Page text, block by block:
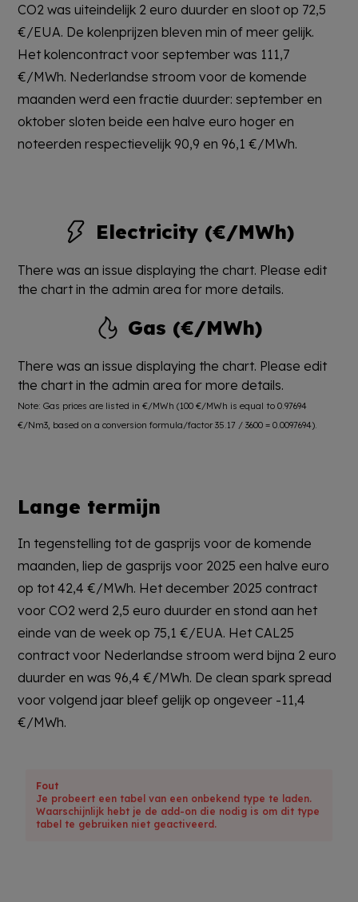
CO2 was uiteindelijk 2 euro duurder en sloot op 72,5
€/EUA. De kolenprijzen bleven min of meer gelijk.
Het kolencontract voor september was 111,7
€/MWh. Nederlandse stroom voor de komende
maanden werd een fractie duurder: september en
oktober sloten beide een halve euro hoger en
noteerden respectievelijk 90,9 en 96,1 €/MWh.
Electricity (€/MWh)
There was an issue displaying the chart. Please edit
the chart in the admin area for more details.
Gas (€/MWh)
There was an issue displaying the chart. Please edit
the chart in the admin area for more details.
Note: Gas prices are listed in €/MWh (100 €/MWh is equal to 0.97694
€/Nm3, based on a conversion formula/factor 35.17 / 3600 = 0.0097694).
Lange termijn
In tegenstelling tot de gasprijs voor de komende
maanden, liep de gasprijs voor 2025 een halve euro
op tot 42,4 €/MWh. Het december 2025 contract
voor CO2 werd 2,5 euro duurder en stond aan het
einde van de week op 75,1 €/EUA. Het CAL25
contract voor Nederlandse stroom werd bijna 2 euro
duurder en was 96,4 €/MWh. De clean spark spread
voor volgend jaar bleef gelijk op ongeveer -11,4
€/MWh.
Fout
Je probeert een tabel van een onbekend type te laden.
Waarschijnlijk hebt je de add-on die nodig is om dit type
tabel te gebruiken niet geactiveerd.